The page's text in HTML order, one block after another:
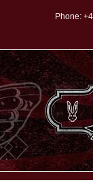
springen
Phone: